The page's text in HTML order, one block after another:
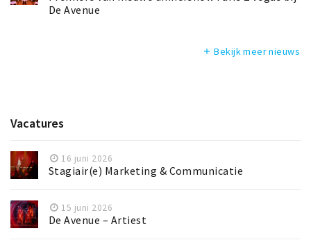
De Avenue
add Bekijk meer nieuws
Vacatures
16 juni 2026
Stagiair(e) Marketing & Communicatie
15 juni 2026
De Avenue – Artiest